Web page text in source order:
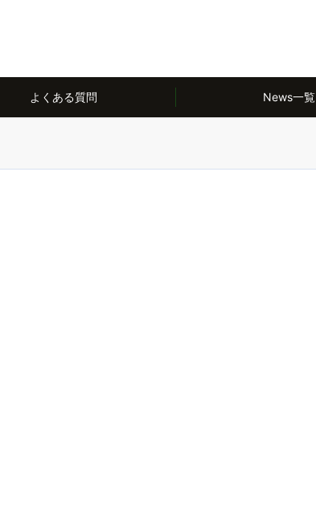
よくある質問 News一覧